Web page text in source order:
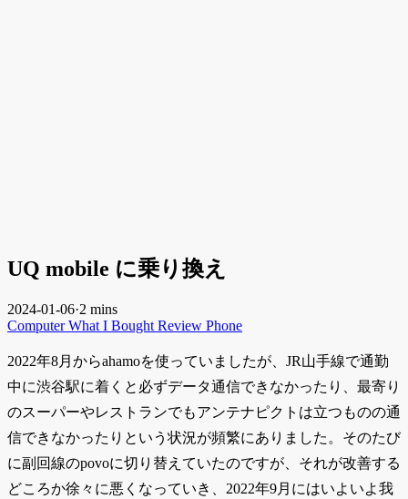
UQ mobile に乗り換え
2024-01-06·2 mins
ComputerWhat I BoughtReview Phone
2022年8月からahamoを使っていましたが、JR山手線で通勤
中に渋谷駅に着くと必ずデータ通信できなかったり、最寄り
のスーパーやレストランでもアンテナピクトは立つものの通
信できなかったりという状況が頻繁にありました。そのたび
に副回線のpovoに切り替えていたのですが、それが改善する
どころか徐々に悪くなっていき、2022年9月にはいよいよ我